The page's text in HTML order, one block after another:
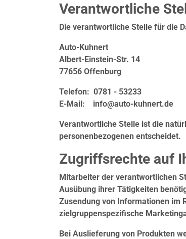
Verantwortliche
Die verantwortliche Stelle für die
Auto-Kuhnert
Albert-Einstein-Str. 14
77656 Offenburg
Telefon: 0781 - 53233
E-Mail: info@auto-kuhnert.de
Verantwortliche Stelle ist die
personenbezogenen entscheidet.
Zugriffsrechte auf
Mitarbeiter der verantwortlichen
Ausübung ihrer Tätigkeiten
Zusendung von Informationen im
zielgruppenspezifische
Bei Auslieferung von Produkten